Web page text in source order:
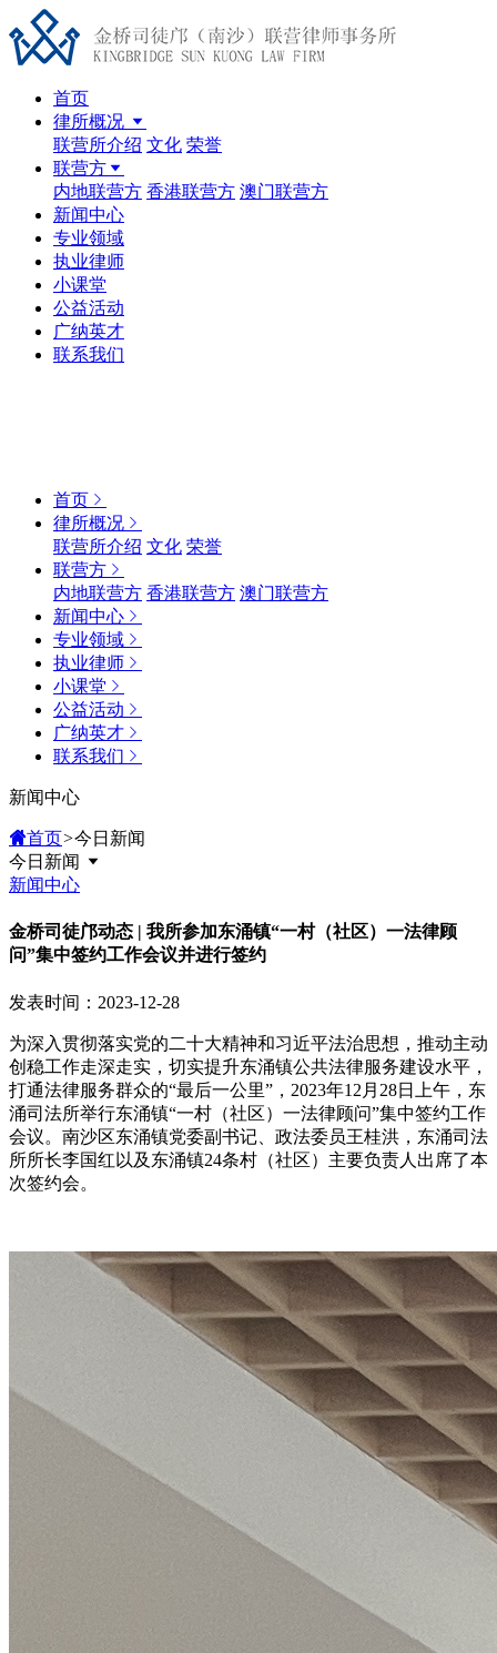
首页
律所概况
联营所介绍 文化 荣誉
联营方
内地联营方 香港联营方 澳门联营方
新闻中心
专业领域
执业律师
小课堂
公益活动
广纳英才
联系我们
首页
律所概况
联营所介绍 文化 荣誉
联营方
内地联营方 香港联营方 澳门联营方
新闻中心
专业领域
执业律师
小课堂
公益活动
广纳英才
联系我们
新闻中心
首页>今日新闻
今日新闻
新闻中心
金桥司徒邝动态 | 我所参加东涌镇“一村（社区）一法律顾
问”集中签约工作会议并进行签约
发表时间：2023-12-28
为深入贯彻落实党的二十大精神和习近平法治思想，推动主动
创稳工作走深走实，切实提升东涌镇公共法律服务建设水平，
打通法律服务群众的“最后一公里”，2023年12月28日上午，东
涌司法所举行东涌镇“一村（社区）一法律顾问”集中签约工作
会议。南沙区东涌镇党委副书记、政法委员王桂洪，东涌司法
所所长李国红以及东涌镇24条村（社区）主要负责人出席了本
次签约会。